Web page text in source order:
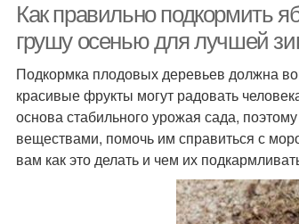
Как правильно подкормить
грушу осенью для лучшей
Подкормка плодовых деревьев должна
красивые фрукты могут радовать
основа стабильного урожая сада,
веществами, помочь им справиться с
вам как это делать и чем их